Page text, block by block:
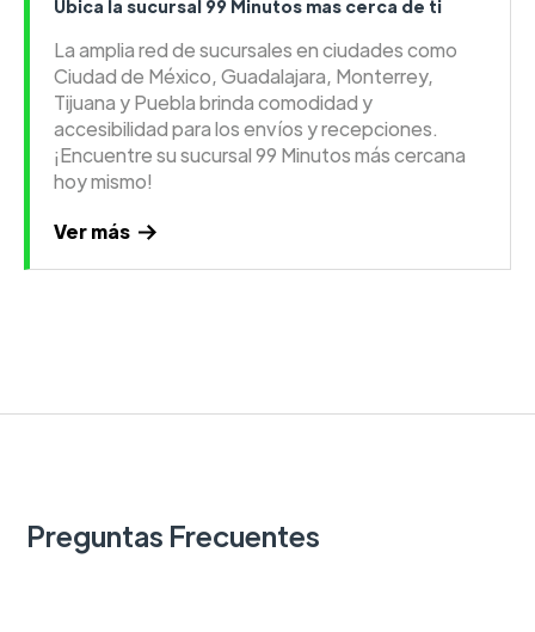
Ubica la sucursal 99 Minutos mas cerca de ti
La amplia red de sucursales en ciudades como
Ciudad de México, Guadalajara, Monterrey,
Tijuana y Puebla brinda comodidad y
accesibilidad para los envíos y recepciones.
¡Encuentre su sucursal 99 Minutos más cercana
hoy mismo!
Ver más
Preguntas Frecuentes